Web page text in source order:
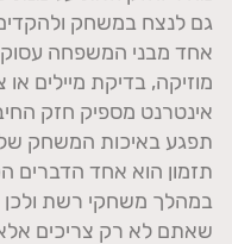
גם לנצח במשחק
אחד מבני המשפחה
מוזיקה, בדיקת מיילים
אינטרנט מספיק חזק
תפגע באיכות המשחק
תזמון הוא אחד הדברים
במהלך משחקי רשת ולכן
שאתם לא רק צריכים אלא